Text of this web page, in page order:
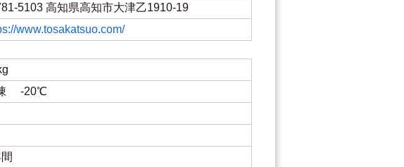
5103 高知県高知市大津乙1910-19
www.tosakatsuo.com/
-20℃